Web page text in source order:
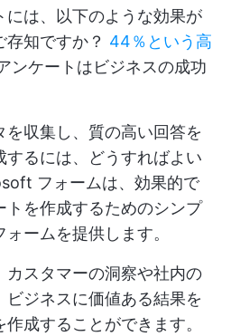
には、以下のような効果が
知ですか？ 44％という高
ンケートはビジネスの成功
を収集し、質の高い回答を
るには、どうすればよい
フォームは、効果的で
トを作成するためのシンプ
ームを提供します。
カスタマーの洞察や社内の
ビジネスに価値ある結果を
成することができます。